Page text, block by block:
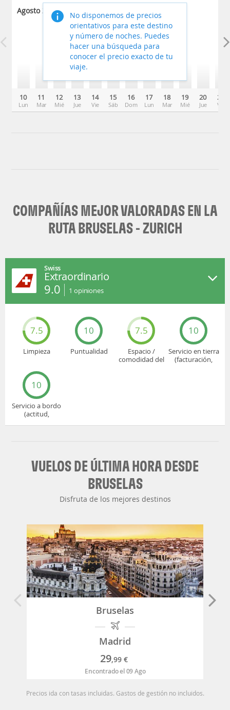
Agosto 2026
10
Lun
11
Mar
12
Mié
13
Jue
14
Vie
15
Sáb
16
Dom
17
Lun
18
Mar
19
Mié
20
Jue
21
Vie
No disponemos de precios
orientativos para este destino
y número de noches. Puedes
hacer una búsqueda para
conocer el precio exacto de tu
viaje.
COMPAÑÍAS MEJOR VALORADAS EN LA
RUTA BRUSELAS - ZURICH
Swiss
Extraordinario
9.0 1 opiniones
7.5
Limpieza
10
Puntualidad
7.5
Espacio /
comodidad del
10
Servicio en tierra
(facturación,
10
Servicio a bordo
(actitud,
VUELOS DE ÚLTIMA HORA DESDE
BRUSELAS
Disfruta de los mejores destinos
Bruselas
Madrid
29,99 €
Encontrado el 09 Ago
Precios ida con tasas incluidas. Gastos de gestión no incluidos.